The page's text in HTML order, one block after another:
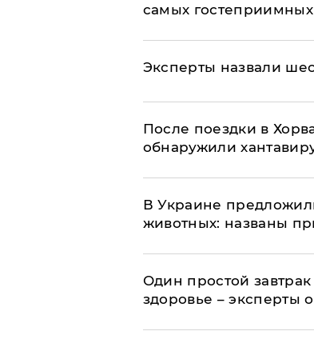
самых
Эксперты назвали
После поездки в
обнаружили
В Украине
животных: названы
Один простой
здоровье – эксперты